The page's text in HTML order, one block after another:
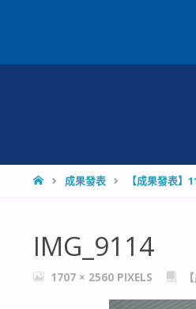
HOME成果發表 【成果發表】
IMG_9114
FULL1707 × 2560 PIXELS